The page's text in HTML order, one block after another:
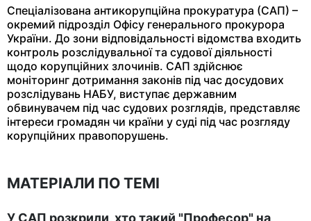
Спеціалізована антикорупційна прокуратура (САП) –
окремий підрозділ Офісу генерального прокурора
України. До зони відповідальності відомства входить
контроль розслідувальної та судової діяльності
щодо корупційних злочинів. САП здійснює
моніторинг дотримання законів під час досудових
розслідувань НАБУ, виступає державним
обвинувачем під час судових розглядів, представляє
інтереси громадян чи країни у суді під час розгляду
корупційних правопорушень.
МАТЕРІАЛИ ПО ТЕМІ
У САП розкрили, хто такий "Професор" на